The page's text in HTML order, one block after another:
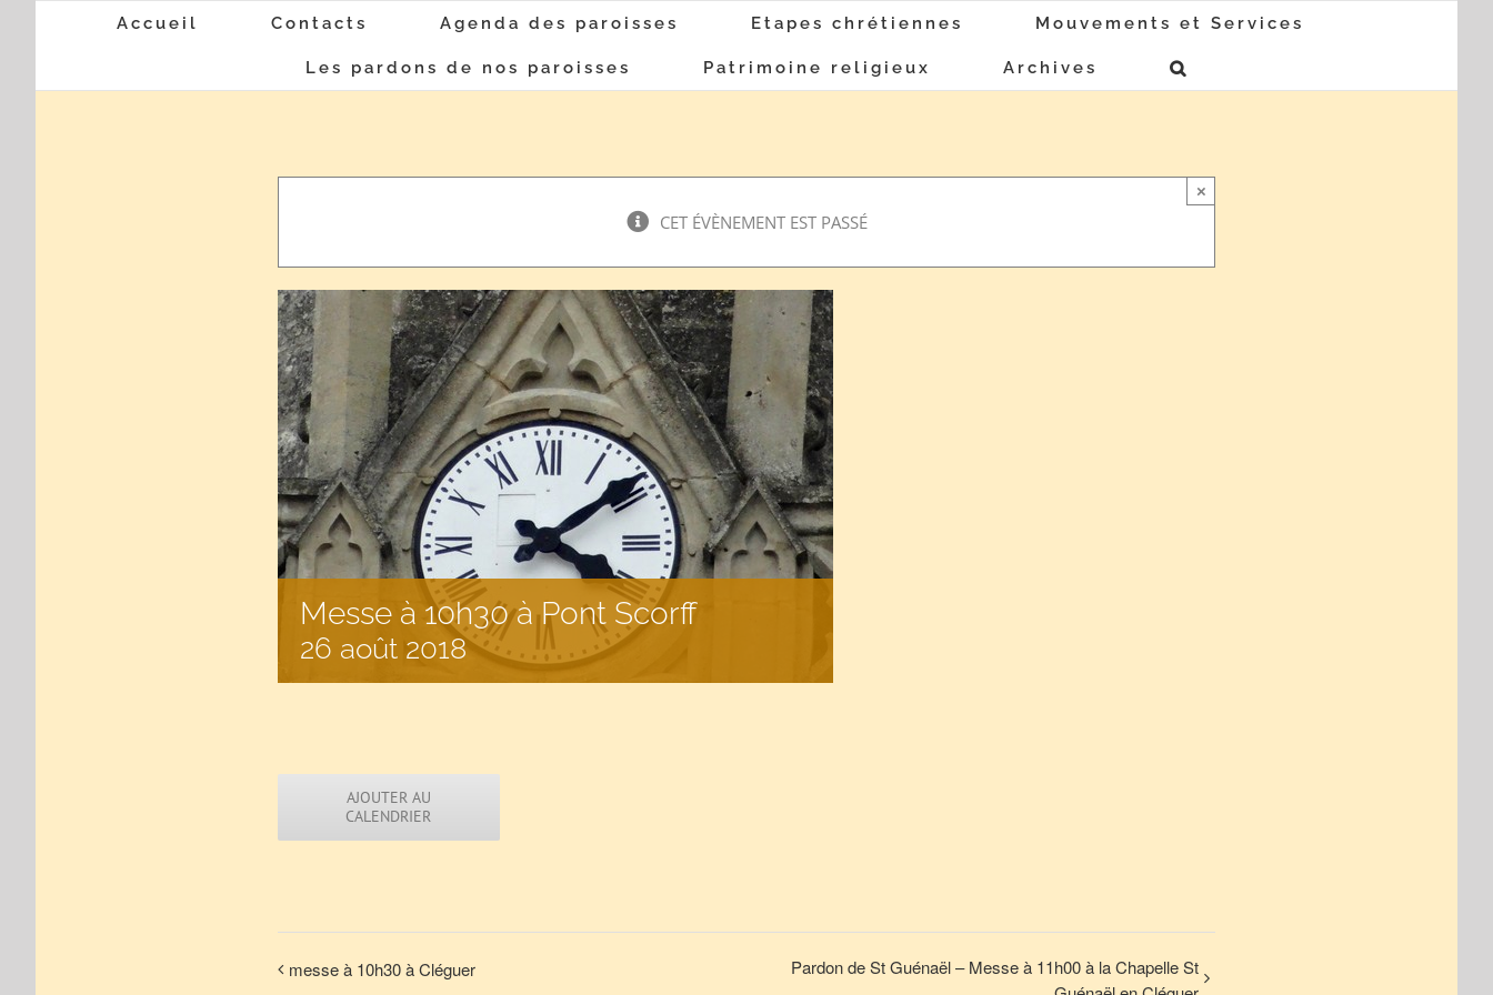
Accueil Contacts Agenda des paroisses Etapes chrétiennes Mouvements et Services
Les pardons de nos paroisses Patrimoine religieux Archives
CET ÉVÈNEMENT EST PASSÉ
×
Messe à 10h30 à Pont Scorff
26 août 2018
AJOUTER AU
CALENDRIER
messe à 10h30 à Cléguer
Pardon de St Guénaël – Messe à 11h00 à la Chapelle St